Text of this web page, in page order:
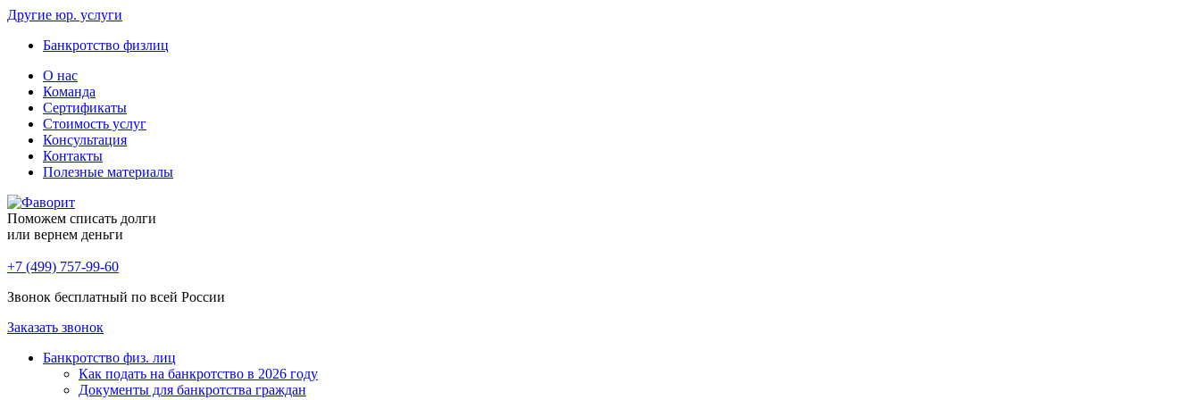
Другие юр. услуги
Банкротство физлиц
О нас
Команда
Сертификаты
Стоимость услуг
Консультация
Контакты
Полезные материалы
Поможем списать долги
или вернем деньги
+7 (499) 757-99-60
Звонок бесплатный по всей России
Заказать звонок
Банкротство физ. лиц
Как подать на банкротство в 2026 году
Документы для банкротства граждан